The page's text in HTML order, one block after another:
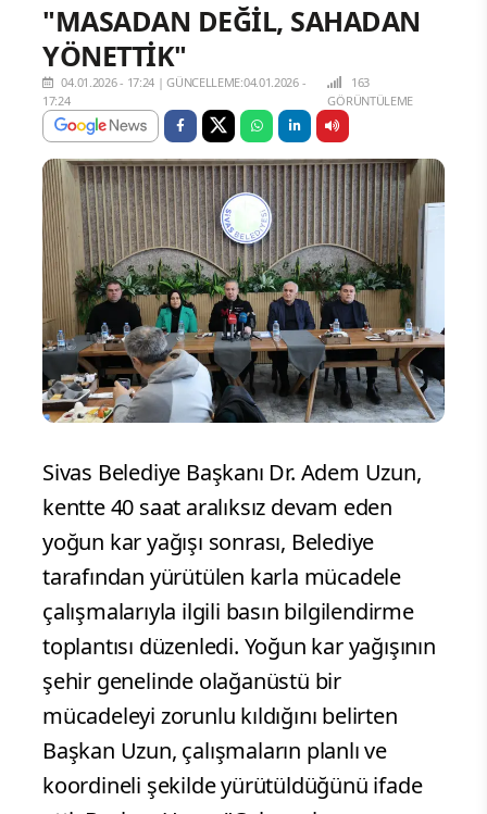
"MASADAN DEĞİL, SAHADAN
YÖNETTİK"
04.01.2026 - 17:24 |GÜNCELLEME:04.01.2026 -
17:24
163
GÖRÜNTÜLEME
Sivas Belediye Başkanı Dr. Adem Uzun,
kentte 40 saat aralıksız devam eden
yoğun kar yağışı sonrası, Belediye
tarafından yürütülen karla mücadele
çalışmalarıyla ilgili basın bilgilendirme
toplantısı düzenledi. Yoğun kar yağışının
şehir genelinde olağanüstü bir
mücadeleyi zorunlu kıldığını belirten
Başkan Uzun, çalışmaların planlı ve
koordineli şekilde yürütüldüğünü ifade